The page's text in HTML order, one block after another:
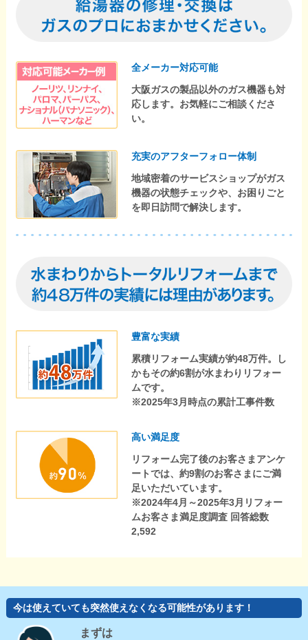
全メーカー対応可能
大阪ガスの製品以外のガス機器も対
応します。お気軽にご相談くださ
い。
充実のアフターフォロー体制
地域密着のサービスショップがガス
機器の状態チェックや、お困りごと
を即日訪問で解決します。
豊富な実績
累積リフォーム実績が約48万件。し
かもその約6割が水まわりリフォー
ムです。
※2025年3月時点の累計工事件数
高い満足度
リフォーム完了後のお客さまアンケ
ートでは、約9割のお客さまにご満
足いただいています。
※2024年4月～2025年3月リフォー
ムお客さま満足度調査 回答総数
2,592
今は使えていても突然使えなくなる可能性があります！
まずは